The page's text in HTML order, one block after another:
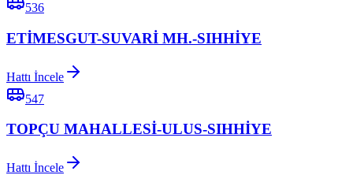
536
ETİMESGUT-SUVARİ MH.-SIHHİYE
Hattı İncele
547
TOPÇU MAHALLESİ-ULUS-SIHHİYE
Hattı İncele